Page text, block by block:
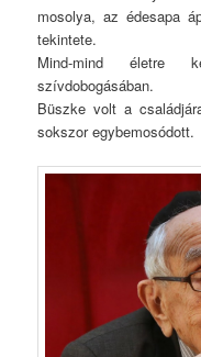
mosolya, az édesapa
tekintete.
Mind-mind életre
szívdobogásában.
Büszke volt a
sokszor egybemosódott.